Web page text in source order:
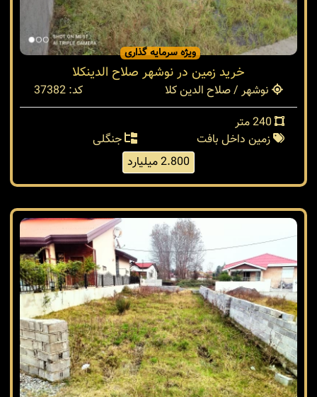
ویژه سرمایه گذاری
خرید زمین در نوشهر صلاح الدینکلا
نوشهر / صلاح الدین کلا
کد: 37382
زمین داخل بافت
جنگلی
2.800 میلیارد